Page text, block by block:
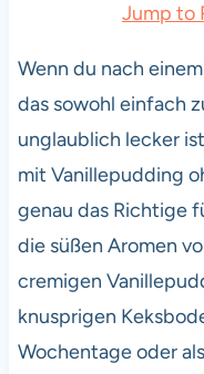
Jump to
Wenn du nach
das sowohl einfach
unglaublich lecker
mit Vanillepudding
genau das Richtige
die süßen Aromen
cremigen
knusprigen
Wochentage oder